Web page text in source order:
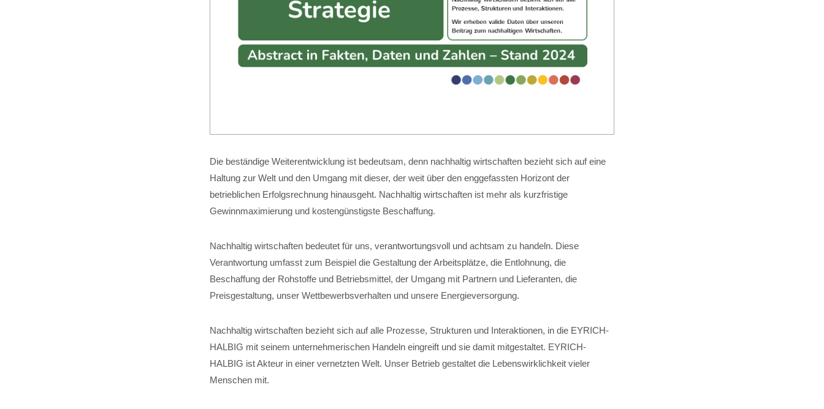
Die beständige Weiterentwicklung ist bedeutsam, denn nachhaltig wirtschaften bezieht sich auf eine
Haltung zur Welt und den Umgang mit dieser, der weit über den enggefassten Horizont der
betrieblichen Erfolgsrechnung hinausgeht. Nachhaltig wirtschaften ist mehr als kurzfristige
Gewinnmaximierung und kostengünstigste Beschaffung.
Nachhaltig wirtschaften bedeutet für uns, verantwortungsvoll und achtsam zu handeln. Diese
Verantwortung umfasst zum Beispiel die Gestaltung der Arbeitsplätze, die Entlohnung, die
Beschaffung der Rohstoffe und Betriebsmittel, der Umgang mit Partnern und Lieferanten, die
Preisgestaltung, unser Wettbewerbsverhalten und unsere Energieversorgung.
Nachhaltig wirtschaften bezieht sich auf alle Prozesse, Strukturen und Interaktionen, in die EYRICH-
HALBIG mit seinem unternehmerischen Handeln eingreift und sie damit mitgestaltet. EYRICH-
HALBIG ist Akteur in einer vernetzten Welt. Unser Betrieb gestaltet die Lebenswirklichkeit vieler
Menschen mit.